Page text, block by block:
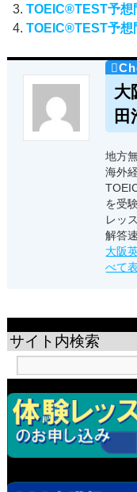
TOEIC®TEST予想
TOEIC®TEST予想
大
田
地方
海外
を受
レッ
解答
大阪
べて
サイト内検索